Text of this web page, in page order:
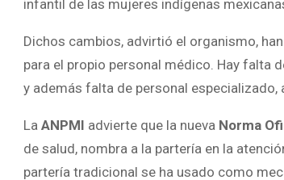
infantil de las mujeres indígenas
Dichos cambios, advirtió el organismo,
para el propio personal médico. Hay falta
y además falta de personal especializado,
La ANPMI advierte que la nueva Norma
de salud, nombra a la partería en la
partería tradicional se ha usado como